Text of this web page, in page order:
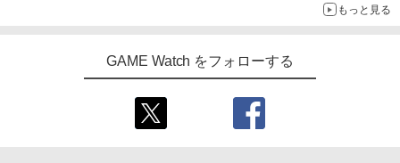
もっと見る
GAME Watch をフォローする